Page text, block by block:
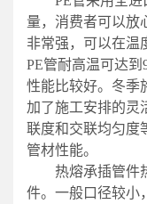
量，消费者可以放
非常强，可以在温
PE管耐高温可达
性能比较好。冬季
加了施工安排的灵
联度和交联均匀度
管材性能。
热熔承插管件
件。一般口径较小